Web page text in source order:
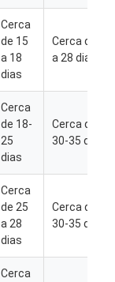
Cerca
de 15
a 18
dias
Cerca de 25
a 28 dias
Cerca
de 18-
25
dias
Cerca de
30-35 dias
Cerca
de 25
a 28
dias
Cerca de
30-35 dias
Cerca